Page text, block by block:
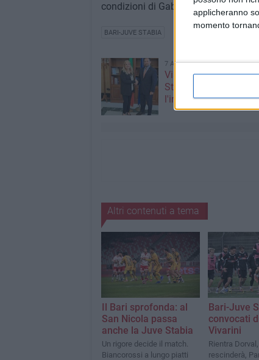
applicheranno
momento
condizioni di Gabrielloni,
BARI-JUVE STABIA
7 AGOSTO 2026
Visita del Console
Stati Uniti d’America
l'incontro con il
Altri contenuti a tema
Il Bari sprofonda: al
San Nicola passa
anche la Juve Stabia
Un rigore decide il match.
Biancorossi a lungo piatti
Bari-Juve
convocati
Vivarini
Rientra
rescinderà,